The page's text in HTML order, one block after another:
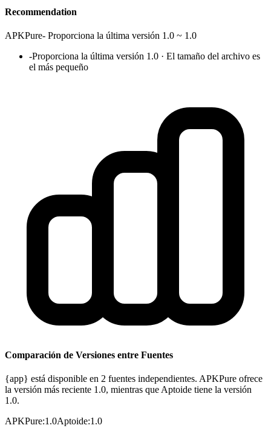
Recommendation
APKPure- Proporciona la última versión 1.0 ~ 1.0
-Proporciona la última versión 1.0 · El tamaño del archivo es
el más pequeño
Comparación de Versiones entre Fuentes
{app} está disponible en 2 fuentes independientes. APKPure ofrece
la versión más reciente 1.0, mientras que Aptoide tiene la versión
1.0.
APKPure:1.0Aptoide:1.0